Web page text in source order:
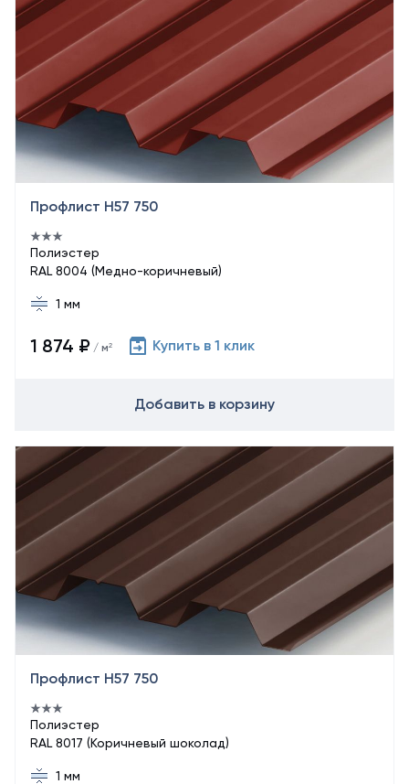
Профлист Н57 750
Полиэстер
RAL 8004 (Медно-коричневый)
1 мм
1 874 ₽ / м² Купить в 1 клик
Добавить в корзину
Профлист Н57 750
Полиэстер
RAL 8017 (Коричневый шоколад)
1 мм